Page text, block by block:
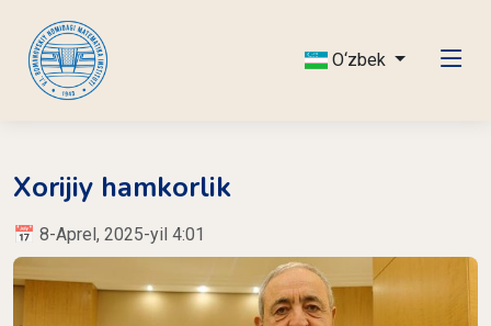
O‘zbek
Xorijiy hamkorlik
📅 8-Aprel, 2025-yil 4:01